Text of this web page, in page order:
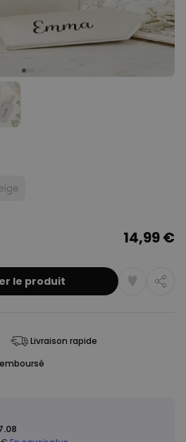
personnalisées
animal de
plus de
14.000
exemplaires
14,99 €
le produit
Livraison rapide